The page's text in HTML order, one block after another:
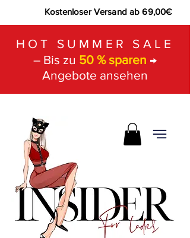
Kostenloser Versand ab 69,00€
HOT SUMMER SALE
– Bis zu 50 % sparen →
Angebote ansehen